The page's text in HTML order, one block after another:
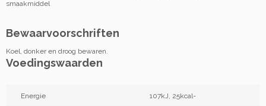
smaakmiddel
Bewaarvoorschriften
Koel, donker en droog bewaren.
Voedingswaarden
Energie 107kJ, 25kcal-